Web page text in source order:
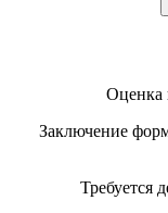
Оценка
Заключение
Требуется